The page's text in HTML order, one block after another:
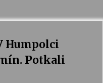
Humpolci
Potkali